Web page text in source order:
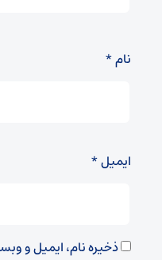
نام*
ایمیل*
ذخیره نام، ایمیل و